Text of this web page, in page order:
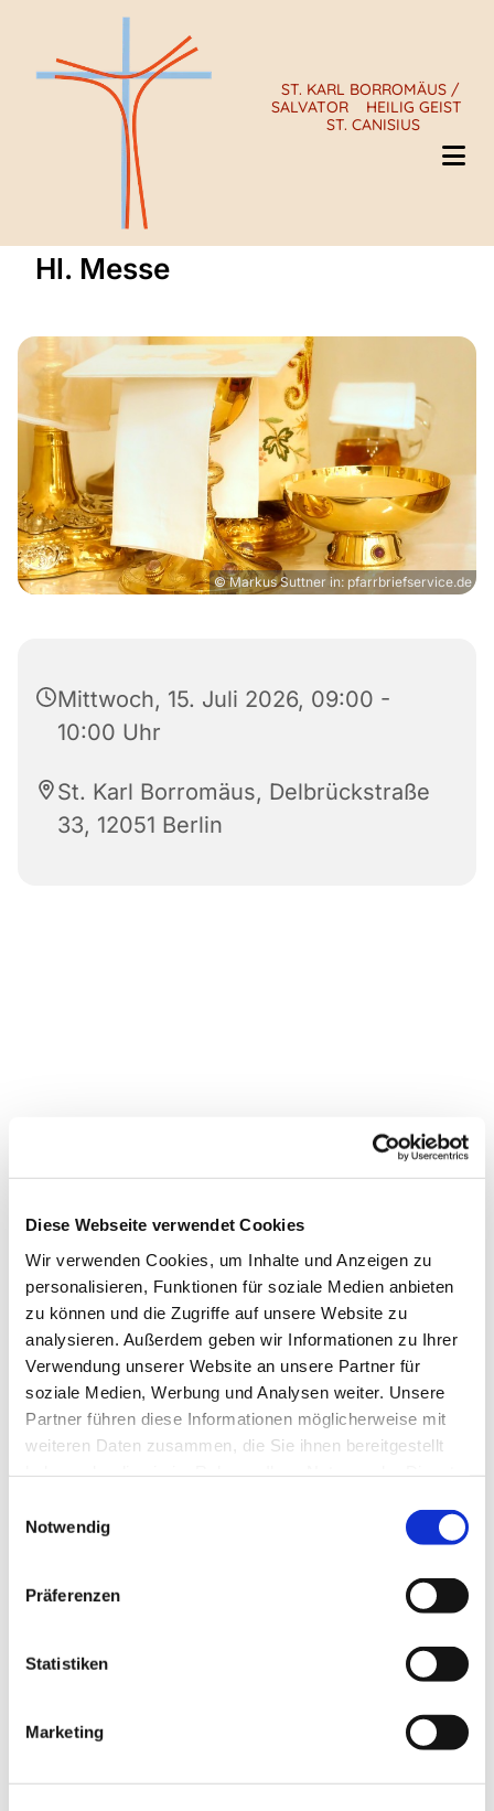
Diese Webseite verwendet Cookies
Wir verwenden Cookies, um Inhalte und Anzeigen zu
personalisieren, Funktionen für soziale Medien anbieten
zu können und die Zugriffe auf unsere Website zu
analysieren. Außerdem geben wir Informationen zu Ihrer
Verwendung unserer Website an unsere Partner für
soziale Medien, Werbung und Analysen weiter. Unsere
Partner führen diese Informationen möglicherweise mit
weiteren Daten zusammen, die Sie ihnen bereitgestellt
Notwendig
Präferenzen
Statistiken
Marketing
ST. KARL BORROMÄUS /
SALVATOR
HEILIG GEIST
ST. CANISIUS
Hl. Messe
© Markus Suttner in: pfarrbriefservice.de
Mittwoch, 15. Juli 2026, 09:00 -
10:00 Uhr
St. Karl Borromäus, Delbrückstraße
33, 12051 Berlin
Dies könnte Sie auch
interessieren